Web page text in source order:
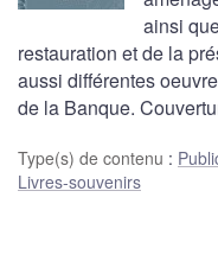
ainsi
restauration et de la
aussi différentes
de la Banque.
Type(s) de contenu :
Livres-souvenirs